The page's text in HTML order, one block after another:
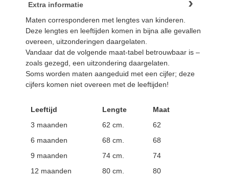
Extra informatie
Maten corresponderen met lengtes van kinderen.
Deze lengtes en leeftijden komen in bijna alle gevallen
overeen, uitzonderingen daargelaten.
Vandaar dat de volgende maat-tabel betrouwbaar is –
zoals gezegd, een uitzondering daargelaten.
Soms worden maten aangeduid met een cijfer; deze
cijfers komen niet overeen met de leeftijden!
Leeftijd Lengte
Maat
3 maanden
62 cm.
62
6 maanden
68 cm.
68
9 maanden
74 cm.
74
12 maanden
80 cm. 80